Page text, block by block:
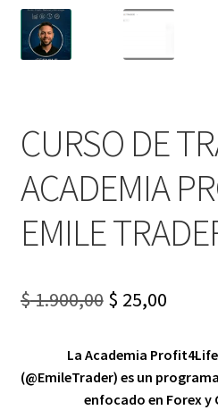
CURSO DE
ACADEMIA
EMILE
$1.900,00 Original
was:
$ 1.900,00.
$ 25,00
is:
$
La Academia
(@EmileTrader) es un
enfocado en Forex y